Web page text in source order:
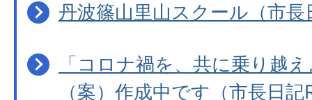
丹波篠山里山スクール（市長
「コロナ禍を、共に乗り越
（案）作成中です（市長日